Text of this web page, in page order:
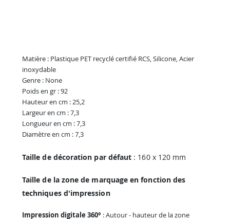
Matière : Plastique PET recyclé certifié RCS, Silicone, Acier
inoxydable
Genre : None
Poids en gr : 92
Hauteur en cm : 25,2
Largeur en cm : 7,3
Longueur en cm : 7,3
Diamètre en cm : 7,3
Taille de décoration par défaut : 160 x 120 mm
Taille de la zone de marquage en fonction des
techniques d'impression
Impression digitale 360° : Autour - hauteur de la zone